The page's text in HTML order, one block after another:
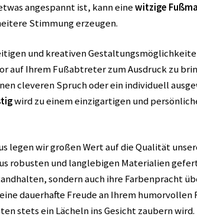
angespannt ist, kann einewitzige
Stimmung erzeugen.
und kreativen
auf Ihrem Fußabtreter zum Ausdruck zu
cleveren Spruch oder ein individuell
wird zu einem einzigartigen und
legen wir großen Wert auf die Qualität
robusten und langlebigen Materialien
sondern auch ihre Farbenpracht
dauerhafte Freude an Ihrem
stets ein Lächeln ins Gesicht zaubern wird.